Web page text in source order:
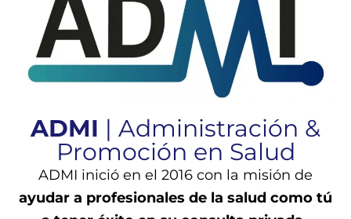
ADMI | Administración &
Promoción en Salud
ADMI inició en el 2016 con la misión de
ayudar a profesionales de la salud como tú